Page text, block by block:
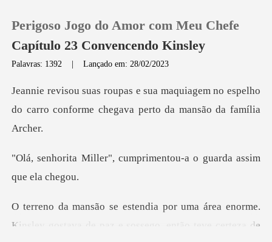
0
Histórico
Perigoso Jogo do Amor com Meu Chefe
Capítulo 23 Convencendo Kinsley
Palavras: 1392 |Lançado em: 28/02/2023
iagem no espelho
do carro conforme che
, cumprimentou-a o guar
Kinsley gostava de paz e sossego, então teve certez